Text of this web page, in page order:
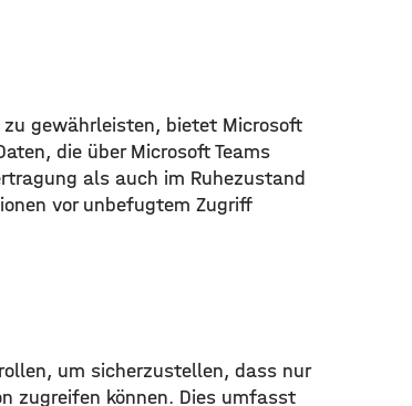
zu gewährleisten, bietet Microsoft
die über Microsoft Teams
als auch im Ruhezustand
vor unbefugtem Zugriff
um sicherzustellen, dass nur
zugreifen können. Dies umfasst